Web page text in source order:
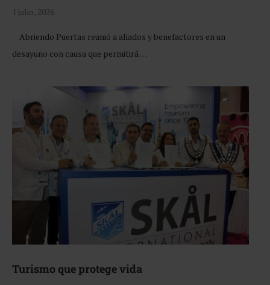
1 julio, 2026
Abriendo Puertas reunió a aliados y benefactores en un
desayuno con causa que permitirá …
Turismo que protege vida